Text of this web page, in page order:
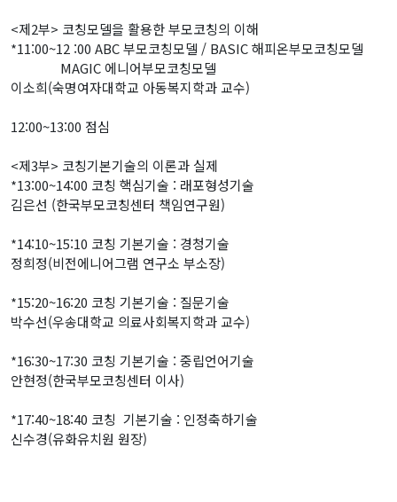
<제2부> 코칭모델을 활용한 부모코칭의 이해
*11:00~12 :00 ABC 부모코칭모델 / BASIC 해피온부모코칭모델
MAGIC 에니어부모코칭모델
이소희(숙명여자대학교 아동복지학과 교수)
12:00~13:00 점심
<제3부> 코칭기본기술의 이론과 실제
*13:00~14:00 코칭 핵심기술 : 래포형성기술
김은선 (한국부모코칭센터 책임연구원)
*14:10~15:10 코칭 기본기술 : 경청기술
정희정(비전에니어그램 연구소 부소장)
*15:20~16:20 코칭 기본기술 : 질문기술
박수선(우송대학교 의료사회복지학과 교수)
*16:30~17:30 코칭 기본기술 : 중립언어기술
안현정(한국부모코칭센터 이사)
*17:40~18:40 코칭 기본기술 : 인정축하기술
신수경(유화유치원 원장)